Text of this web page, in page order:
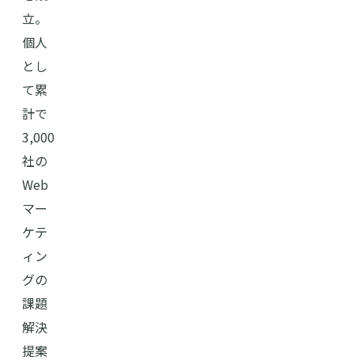
立。
個人
とし
て累
計で
3,000
社の
Web
マー
ケテ
ィン
グの
課題
解決
提案